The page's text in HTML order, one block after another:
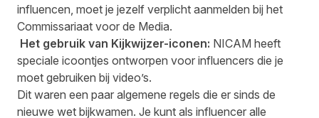
influencen, moet je jezelf verplicht aanmelden bij het
Commissariaat voor de Media.
Het gebruik van Kijkwijzer-iconen: NICAM heeft
speciale icoontjes ontworpen voor influencers die je
moet gebruiken bij video’s.
Dit waren een paar algemene regels die er sinds de
nieuwe wet bijkwamen. Je kunt als influencer alle